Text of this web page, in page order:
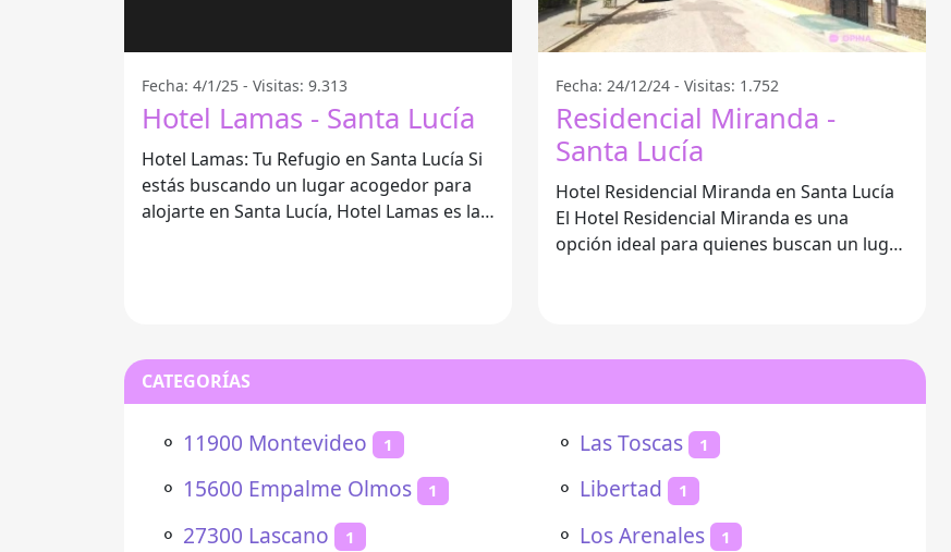
Fecha: 4/1/25 - Visitas: 9.313
Hotel Lamas - Santa Lucía
Hotel Lamas: Tu Refugio en Santa Lucía Si
estás buscando un lugar acogedor para
alojarte en Santa Lucía, Hotel Lamas es la
Fecha: 24/12/24 - Visitas: 1.752
Residencial Miranda -
Santa Lucía
Hotel Residencial Miranda en Santa Lucía
El Hotel Residencial Miranda es una
opción ideal para quienes buscan un lugar
CATEGORÍAS
⚬ 11900 Montevideo 1
⚬ 15600 Empalme Olmos 1
⚬ 27300 Lascano 1
⚬ Las Toscas 1
⚬ Libertad 1
⚬ Los Arenales 1